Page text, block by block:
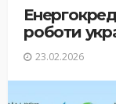
роботи
23.02.2026